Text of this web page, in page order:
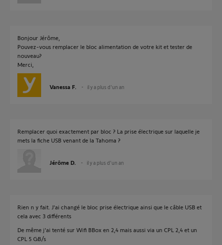
Bonjour Jérôme,
Pouvez-vous remplacer le bloc alimentation de votre kit et tester de
nouveau?
Merci,
Vanessa F. il y a plus d'un an
Remplacer quoi exactement par bloc ? La prise électrique sur laquelle je
mets la fiche USB venant de la Tahoma ?
Jérôme D. il y a plus d'un an
Rien n y fait. J'ai changé le bloc prise électrique ainsi que le câble USB et
cela avec 3 différents
De même j'ai tenté sur Wifi BBox en 2,4 mais aussi via un CPL 2,4 et un
CPL 5 GB/s